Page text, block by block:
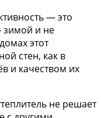
— это
зимой и не
этот
стен, как в
и качеством их
не решает